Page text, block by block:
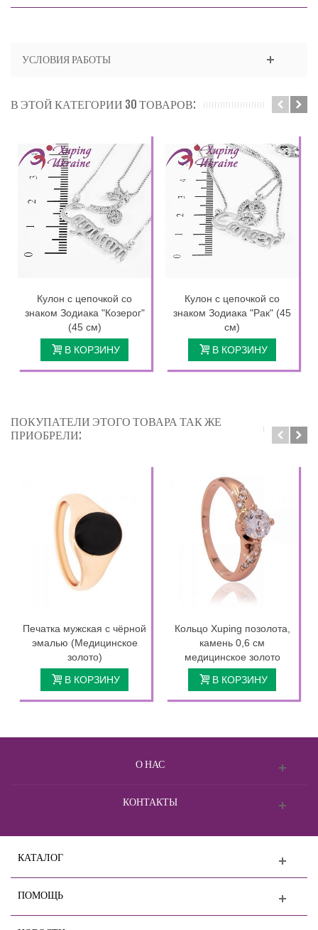
УСЛОВИЯ РАБОТЫ
В ЭТОЙ КАТЕГОРИИ 30 ТОВАРОВ:
Кулон с цепочкой со
знаком Зодиака "Козерог"
(45 см)
В КОРЗИНУ
Кулон с цепочкой со
знаком Зодиака "Рак" (45
см)
В КОРЗИНУ
ПОКУПАТЕЛИ ЭТОГО ТОВАРА ТАК ЖЕ
ПРИОБРЕЛИ:
Печатка мужская с чёрной
эмалью (Медицинское
золото)
В КОРЗИНУ
Кольцо Xuping позолота,
камень 0,6 см
медицинское золото
В КОРЗИНУ
О НАС
КОНТАКТЫ
КАТАЛОГ
ПОМОЩЬ